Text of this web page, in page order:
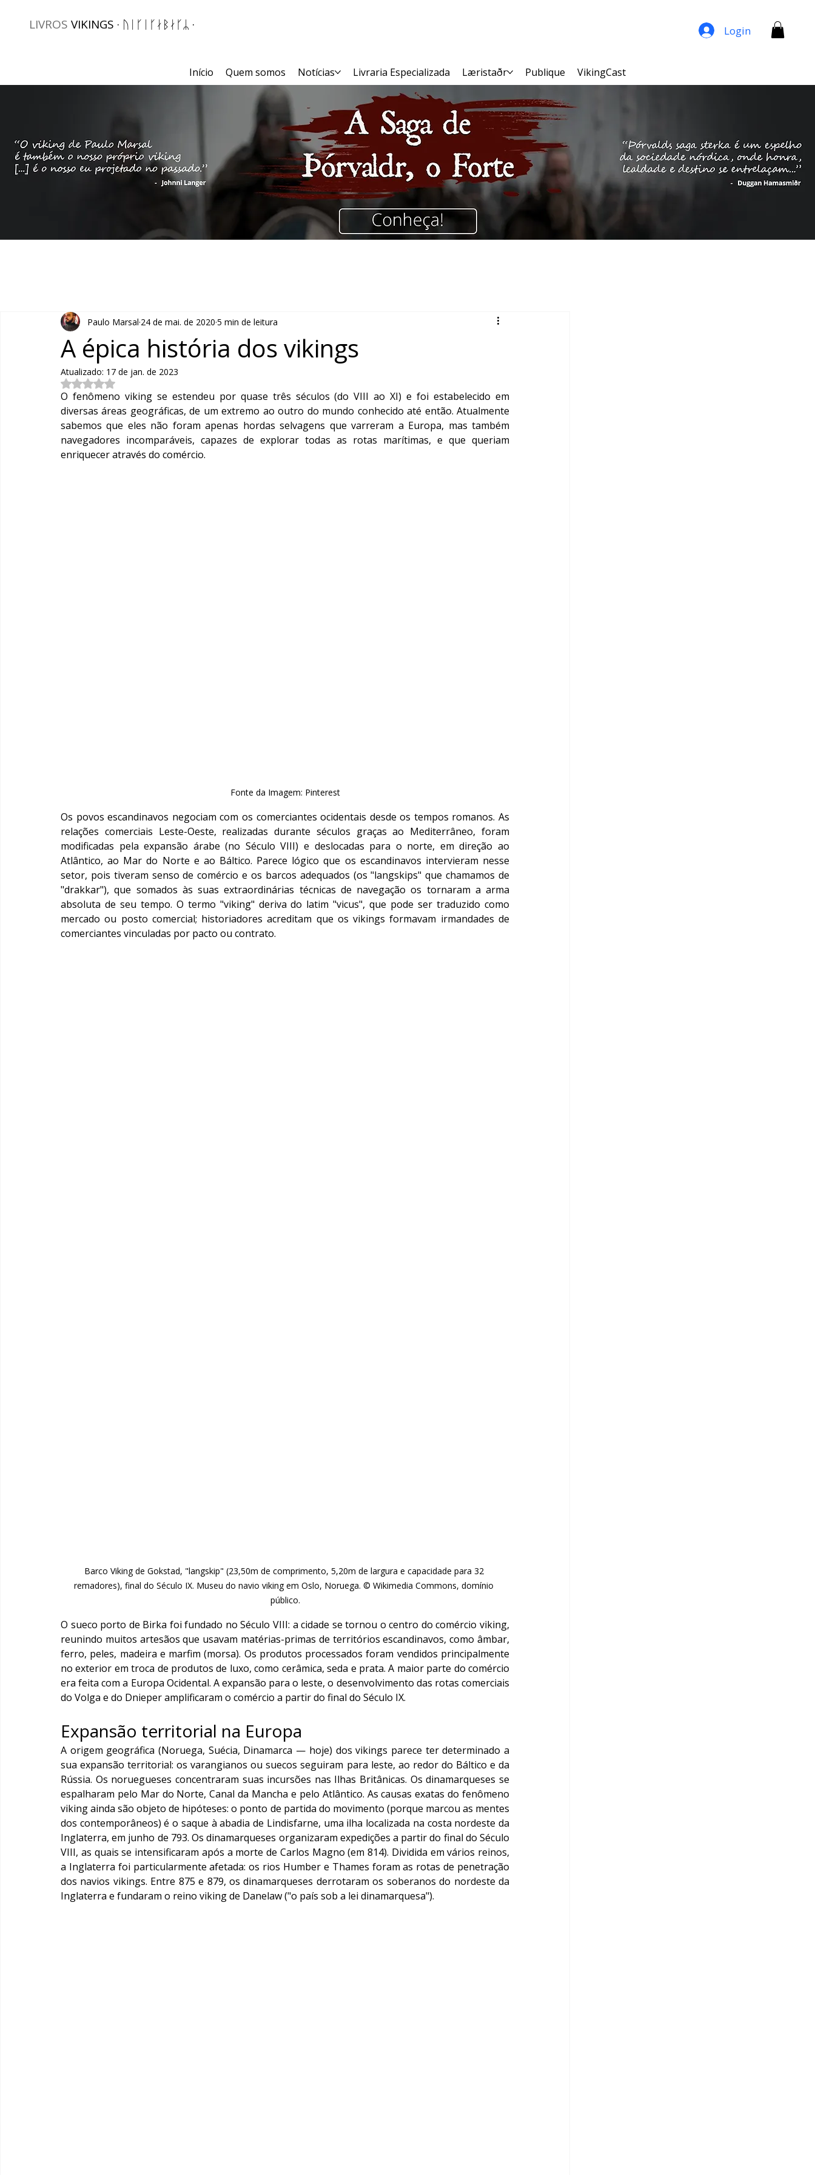
Início Quem somos Notícias Livraria Especializada Læristaðr Publique VikingCast
LIVROS VIKINGS · ᚢᛁᚴᛁᚴᛅᛒᛅᚴᛦ · Login
A épica história dos vikings
Paulo Marsal 24 de mai. de 2020 5 min de leitura
Atualizado: 17 de jan. de 2023
Avaliado com NaN de 5 estrelas.
O fenômeno viking se estendeu por quase três séculos (do VIII ao XI) e foi estabelecido em
diversas áreas geográficas, de um extremo ao outro do mundo conhecido até então. Atualmente
sabemos que eles não foram apenas hordas selvagens que varreram a Europa, mas também
navegadores incomparáveis, capazes de explorar todas as rotas marítimas, e que queriam
enriquecer através do comércio.
Fonte da Imagem: Pinterest
Os povos escandinavos negociam com os comerciantes ocidentais desde os tempos romanos. As
relações comerciais Leste-Oeste, realizadas durante séculos graças ao Mediterrâneo, foram
modificadas pela expansão árabe (no Século VIII) e deslocadas para o norte, em direção ao
Atlântico, ao Mar do Norte e ao Báltico. Parece lógico que os escandinavos intervieram nesse
setor, pois tiveram senso de comércio e os barcos adequados (os "langskips" que chamamos de
"drakkar"), que somados às suas extraordinárias técnicas de navegação os tornaram a arma
absoluta de seu tempo. O termo "viking" deriva do latim "vicus", que pode ser traduzido como
mercado ou posto comercial; historiadores acreditam que os vikings formavam irmandades de
comerciantes vinculadas por pacto ou contrato.
Barco Viking de Gokstad, "langskip" (23,50m de comprimento, 5,20m de largura e capacidade para 32
remadores), final do Século IX. Museu do navio viking em Oslo, Noruega. © Wikimedia Commons, domínio
público.
O sueco porto de Birka foi fundado no Século VIII: a cidade se tornou o centro do comércio viking,
reunindo muitos artesãos que usavam matérias-primas de territórios escandinavos, como âmbar,
ferro, peles, madeira e marfim (morsa). Os produtos processados foram vendidos principalmente
no exterior em troca de produtos de luxo, como cerâmica, seda e prata. A maior parte do comércio
era feita com a Europa Ocidental. A expansão para o leste, o desenvolvimento das rotas comerciais
do Volga e do Dnieper amplificaram o comércio a partir do final do Século IX.
Expansão territorial na Europa
A origem geográfica (Noruega, Suécia, Dinamarca — hoje) dos vikings parece ter determinado a
sua expansão territorial: os varangianos ou suecos seguiram para leste, ao redor do Báltico e da
Rússia. Os noruegueses concentraram suas incursões nas Ilhas Britânicas. Os dinamarqueses se
espalharam pelo Mar do Norte, Canal da Mancha e pelo Atlântico. As causas exatas do fenômeno
viking ainda são objeto de hipóteses: o ponto de partida do movimento (porque marcou as mentes
dos contemporâneos) é o saque à abadia de Lindisfarne, uma ilha localizada na costa nordeste da
Inglaterra, em junho de 793. Os dinamarqueses organizaram expedições a partir do final do Século
VIII, as quais se intensificaram após a morte de Carlos Magno (em 814). Dividida em vários reinos,
a Inglaterra foi particularmente afetada: os rios Humber e Thames foram as rotas de penetração
dos navios vikings. Entre 875 e 879, os dinamarqueses derrotaram os soberanos do nordeste da
Inglaterra e fundaram o reino viking de Danelaw ("o país sob a lei dinamarquesa").